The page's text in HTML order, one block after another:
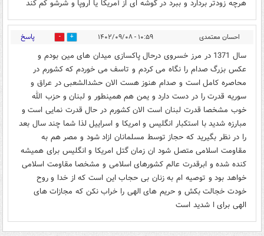
هرچه زودتر بردارد و ببرد در گوشه ای از آمریکا یا اروپا و شرشو کم کند
احسان معتمدی ۱۰:۵۹ - ۱۴۰۲/۰۹/۰۸ 2 پاسخ
سال 1371 در مرز خسروی درحال پاکسازی میدان های مین بودم و
عکس بزرگ صدام را نگاه می کردم و تاسف می خوردم که کشورم در
محاصره کامل است و صدام هنوز هست الان حشدالشعبی در عراق و
سوریه قدرت را در دست دارد و یمن هم همینطور و لبنان و حزب الله
خوب مشخصا قدرت لبنان است الان کشورم در حال قدرت نمایی است و
مبارزه شدید با استکبار انگلیس و امریکا و اسراییل لذا شما چند سال بعد
را در نظر بگیرید که حجاز توسط مسلمانان ازاد شود و مصر هم به
مقاومت اسلامی متصل شود ان زمان گتل امریکا و انگلیس برای همیشه
کنده شده و ابرقدرت عالم کشورهای اسلامی و مشخصا مقاومت اسلامی
خواهد بود و توصیه ام به زنان بی حجاب این است که از خدا و روح
خودت خجالت بکش و حریم های الهی را خراب نکن که مجازات های
الهی برای ا شدید است